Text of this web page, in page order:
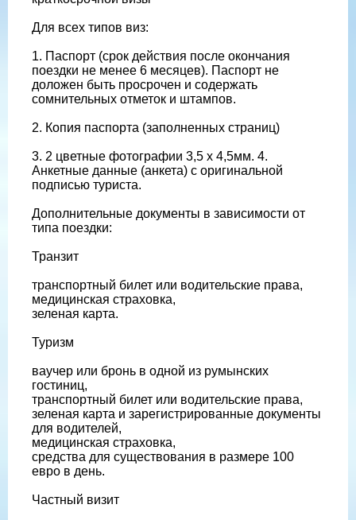
Для всех типов виз:
1. Паспорт (срок действия после окончания
поездки не менее 6 месяцев). Паспорт не
доложен быть просрочен и содержать
сомнительных отметок и штампов.
2. Копия паспорта (заполненных страниц)
3. 2 цветные фотографии 3,5 х 4,5мм. 4.
Анкетные данные (анкета) с оригинальной
подписью туриста.
Дополнительные документы в зависимости от
типа поездки:
Транзит
транспортный билет или водительские права,
медицинская страховка,
зеленая карта.
Туризм
ваучер или бронь в одной из румынских
гостиниц,
транспортный билет или водительские права,
зеленая карта и зарегистрированные документы
для водителей,
медицинская страховка,
средства для существования в размере 100
евро в день.
Частный визит